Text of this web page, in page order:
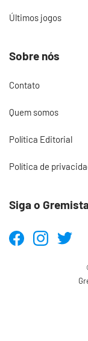
Últimos jogos
Sobre nós
Contato
Quem somos
Política Editorial
Política de
Siga o